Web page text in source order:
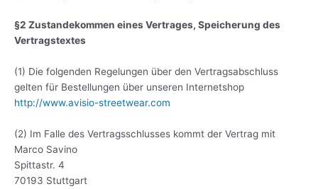
§2 Zustandekommen eines Vertrages, Speicherung des
Vertragstextes
(1) Die folgenden Regelungen über den Vertragsabschluss
gelten für Bestellungen über unseren Internetshop
http://www.avisio-streetwear.com
(2) Im Falle des Vertragsschlusses kommt der Vertrag mit
Marco Savino
Spittastr. 4
70193 Stuttgart